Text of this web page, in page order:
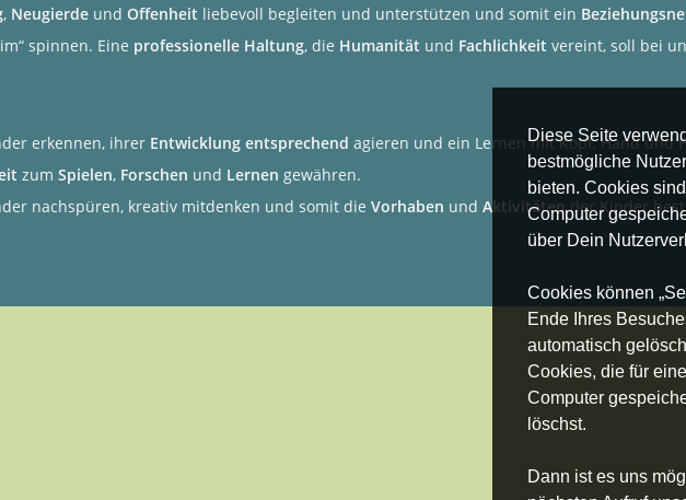
Diese Seite
bestmögliche
bieten. Cookies
Computer
über Dein
Cookies können
Ende Ihres
automatisch
Cookies, die für
Computer
löschst.
Dann ist es uns
, Neugierde und Offenheit liebevoll begleiten und unterstützen und somit ein
spinnen. Eine professionelle Haltung, die Humanität und Fachlichkeit vereint, soll bei
erkennen, ihrer Entwicklung entsprechend agieren und ein Lernen mit Kopf, Hand und
zum Spielen, Forschen und Lernen gewähren.
nachspüren, kreativ mitdenken und somit die Vorhaben und Aktivitätender Kinder